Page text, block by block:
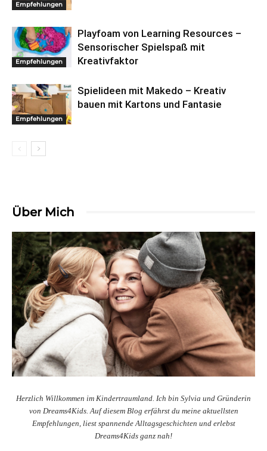
Empfehlungen
Empfehlungen
Playfoam von Learning Resources –
Sensorischer Spielspaß mit
Kreativfaktor
Empfehlungen
Spielideen mit Makedo – Kreativ
bauen mit Kartons und Fantasie
Über Mich
Herzlich Willkommen im Kindertraumland. Ich bin Sylvia und Gründerin
von Dreams4Kids. Auf diesem Blog erfährst du meine aktuellsten
Empfehlungen, liest spannende Alltagsgeschichten und erlebst
Dreams4Kids ganz nah!